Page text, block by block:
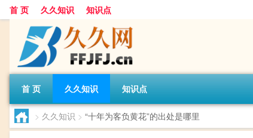
首 页 久久知识 知识点
首 页 久久知识 知识点
> 久久知识 > “十年为客负黄花”的出处是哪里